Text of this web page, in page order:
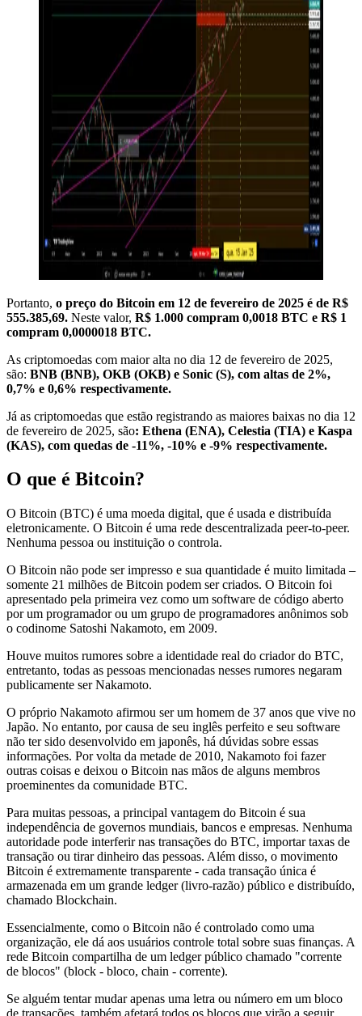
Portanto, o preço do Bitcoin em 12 de fevereiro de 2025 é de R$
555.385,69. Neste valor, R$ 1.000 compram 0,0018 BTC e R$ 1
compram 0,0000018 BTC.
As criptomoedas com maior alta no dia 12 de fevereiro de 2025,
são: BNB (BNB), OKB (OKB) e Sonic (S), com altas de 2%,
0,7% e 0,6% respectivamente.
Já as criptomoedas que estão registrando as maiores baixas no dia 12
de fevereiro de 2025, são: Ethena (ENA), Celestia (TIA) e Kaspa
(KAS), com quedas de -11%, -10% e -9% respectivamente.
O que é Bitcoin?
O Bitcoin (BTC) é uma moeda digital, que é usada e distribuída
eletronicamente. O Bitcoin é uma rede descentralizada peer-to-peer.
Nenhuma pessoa ou instituição o controla.
O Bitcoin não pode ser impresso e sua quantidade é muito limitada –
somente 21 milhões de Bitcoin podem ser criados. O Bitcoin foi
apresentado pela primeira vez como um software de código aberto
por um programador ou um grupo de programadores anônimos sob
o codinome Satoshi Nakamoto, em 2009.
Houve muitos rumores sobre a identidade real do criador do BTC,
entretanto, todas as pessoas mencionadas nesses rumores negaram
publicamente ser Nakamoto.
O próprio Nakamoto afirmou ser um homem de 37 anos que vive no
Japão. No entanto, por causa de seu inglês perfeito e seu software
não ter sido desenvolvido em japonês, há dúvidas sobre essas
informações. Por volta da metade de 2010, Nakamoto foi fazer
outras coisas e deixou o Bitcoin nas mãos de alguns membros
proeminentes da comunidade BTC.
Para muitas pessoas, a principal vantagem do Bitcoin é sua
independência de governos mundiais, bancos e empresas. Nenhuma
autoridade pode interferir nas transações do BTC, importar taxas de
transação ou tirar dinheiro das pessoas. Além disso, o movimento
Bitcoin é extremamente transparente - cada transação única é
armazenada em um grande ledger (livro-razão) público e distribuído,
chamado Blockchain.
Essencialmente, como o Bitcoin não é controlado como uma
organização, ele dá aos usuários controle total sobre suas finanças. A
rede Bitcoin compartilha de um ledger público chamado "corrente
de blocos" (block - bloco, chain - corrente).
Se alguém tentar mudar apenas uma letra ou número em um bloco